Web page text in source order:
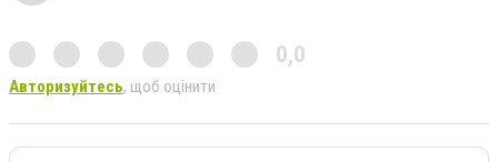
0,0
Авторизуйтесь, щоб оцінити